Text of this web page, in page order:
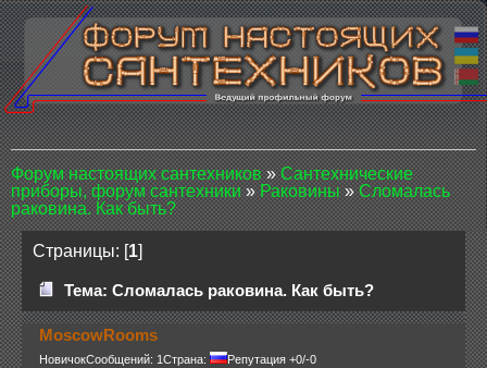
Форум настоящих сантехников»Сантехнические
приборы, форум сантехники»Раковины»Сломалась
раковина. Как быть?
Страницы: [1]
Тема: Сломалась раковина. Как быть?
MoscowRooms
НовичокСообщений: 1 Страна: Репутация +0/-0